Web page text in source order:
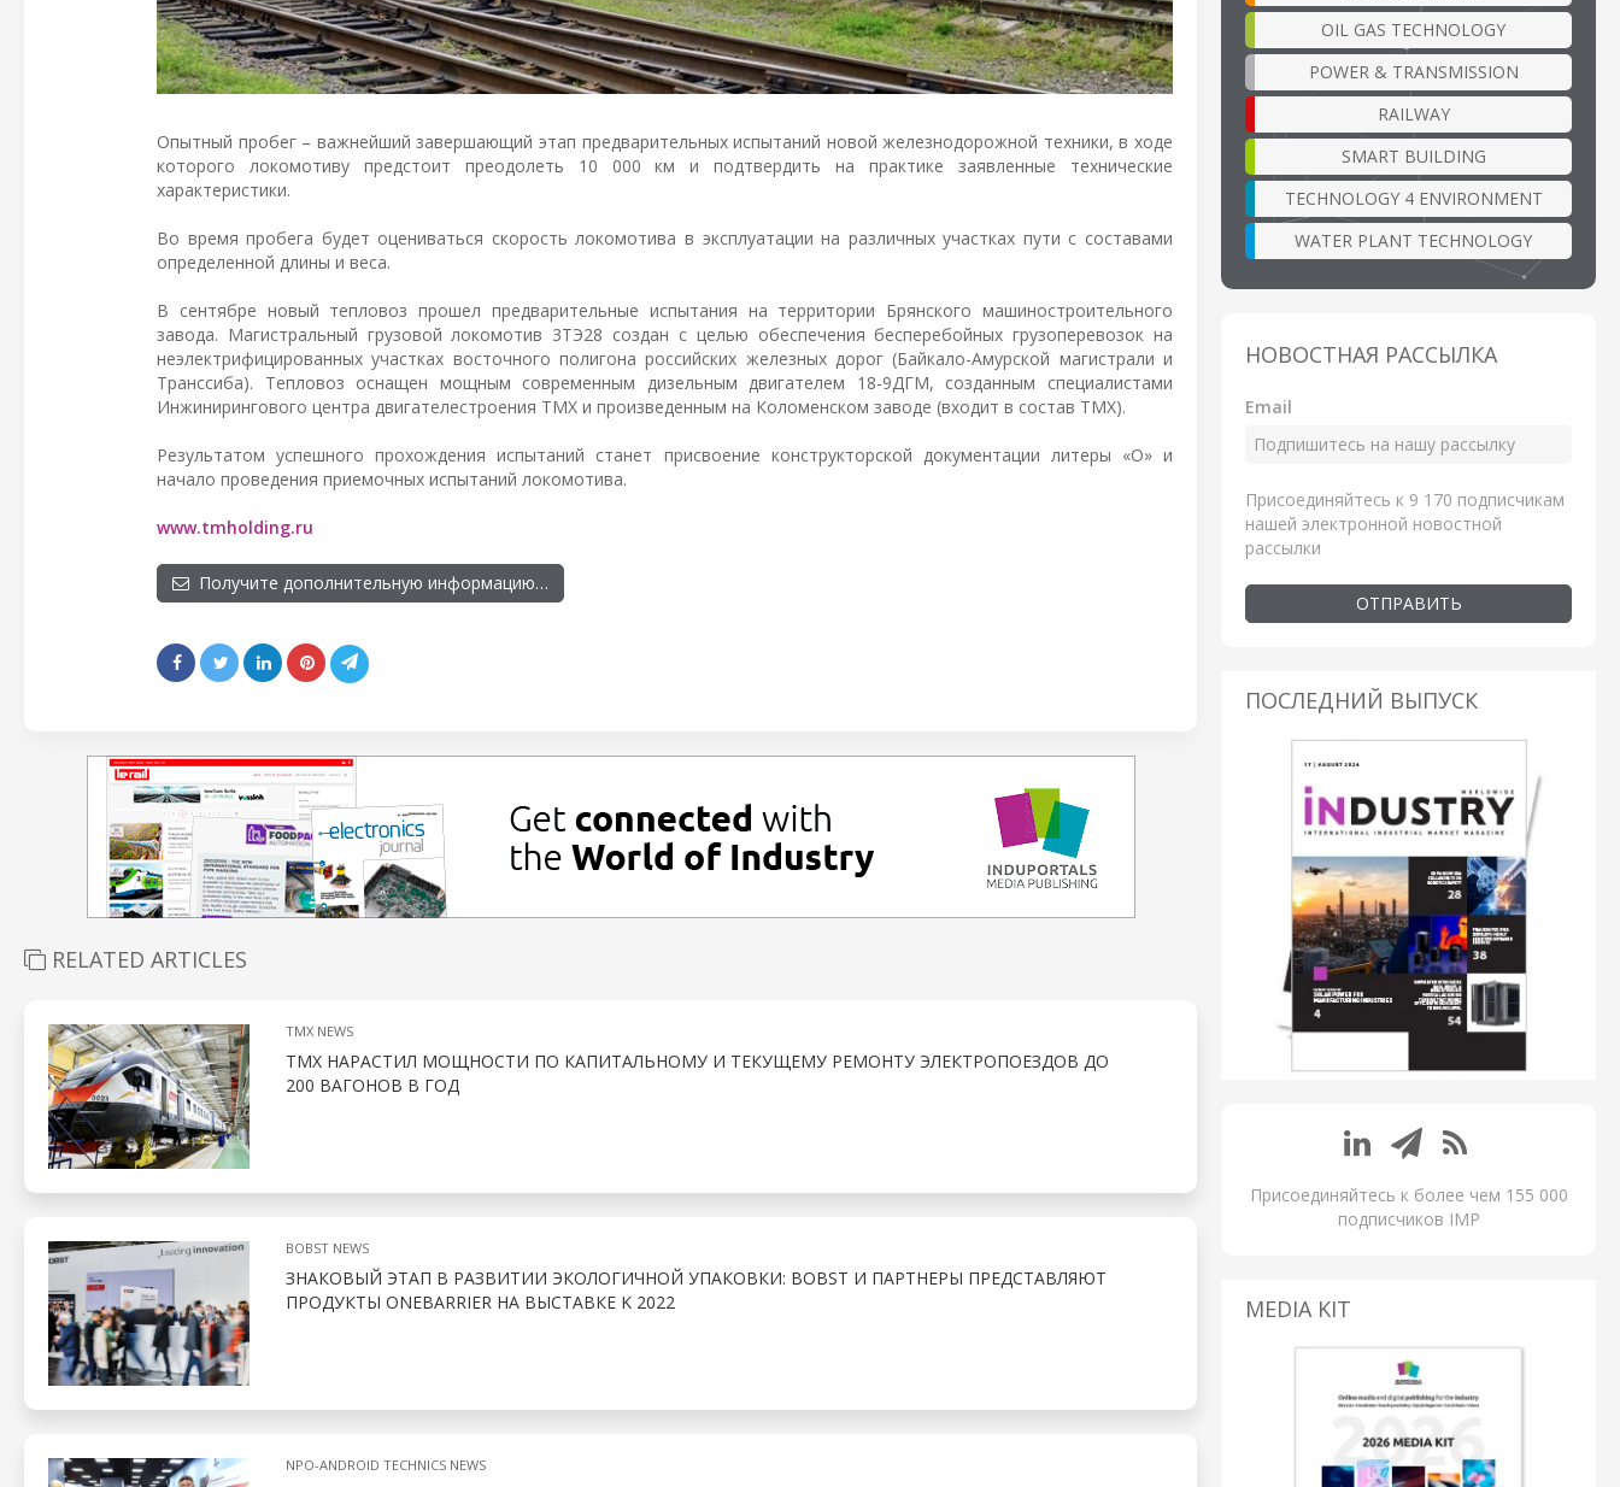
Опытный пробег – важнейший завершающий этап предварительных испытаний новой железнодорожной техники, в ходе
которого локомотиву предстоит преодолеть 10 000 км и подтвердить на практике заявленные технические
характеристики.
Во время пробега будет оцениваться скорость локомотива в эксплуатации на различных участках пути с составами
определенной длины и веса.
В сентябре новый тепловоз прошел предварительные испытания на территории Брянского машиностроительного
завода. Магистральный грузовой локомотив 3ТЭ28 создан с целью обеспечения бесперебойных грузоперевозок на
неэлектрифицированных участках восточного полигона российских железных дорог (Байкало-Амурской магистрали и
Транссиба). Тепловоз оснащен мощным современным дизельным двигателем 18-9ДГМ, созданным специалистами
Инжинирингового центра двигателестроения ТМХ и произведенным на Коломенском заводе (входит в состав ТМХ).
Результатом успешного прохождения испытаний станет присвоение конструкторской документации литеры «О» и
начало проведения приемочных испытаний локомотива.
www.tmholding.ru
Получите дополнительную информацию…
RELATED ARTICLES
TMX NEWS
ТМХ НАРАСТИЛ МОЩНОСТИ ПО КАПИТАЛЬНОМУ И ТЕКУЩЕМУ РЕМОНТУ ЭЛЕКТРОПОЕЗДОВ ДО
200 ВАГОНОВ В ГОД
BOBST NEWS
ЗНАКОВЫЙ ЭТАП В РАЗВИТИИ ЭКОЛОГИЧНОЙ УПАКОВКИ: BOBST И ПАРТНЕРЫ ПРЕДСТАВЛЯЮТ
ПРОДУКТЫ ONEBARRIER НА ВЫСТАВКЕ K 2022
NPO-ANDROID TECHNICS NEWS
OIL GAS TECHNOLOGY
POWER & TRANSMISSION
RAILWAY
SMART BUILDING
TECHNOLOGY 4 ENVIRONMENT
WATER PLANT TECHNOLOGY
НОВОСТНАЯ РАССЫЛКА
Email
Присоединяйтесь к 9 170 подписчикам
нашей электронной новостной
рассылки
ОТПРАВИТЬ
ПОСЛЕДНИЙ ВЫПУСК
Присоединяйтесь к более чем 155 000
подписчиков IMP
MEDIA KIT